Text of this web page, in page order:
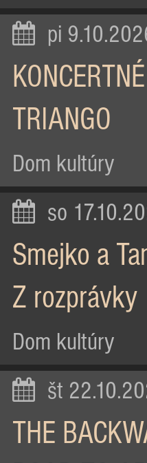
pi
TRIANGO
Dom kultúry
so
Smejko a
Z rozprávky
Dom kultúry
št
THE